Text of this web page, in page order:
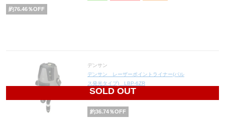
約76.46％OFF
SOLD OUT
デンサン
デンサン レーザーポイントライナー(パル
ス発光タイプ) LBP-6ZR
71,480
約36.74％OFF